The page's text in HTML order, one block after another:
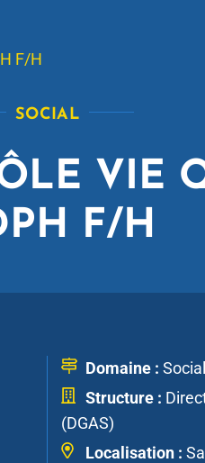
F/H
VIE
F/H
SOCIAL
Domaine : Social
Structure :
(DGAS)
Localisation :